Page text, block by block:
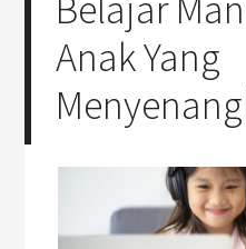
Anak Yang